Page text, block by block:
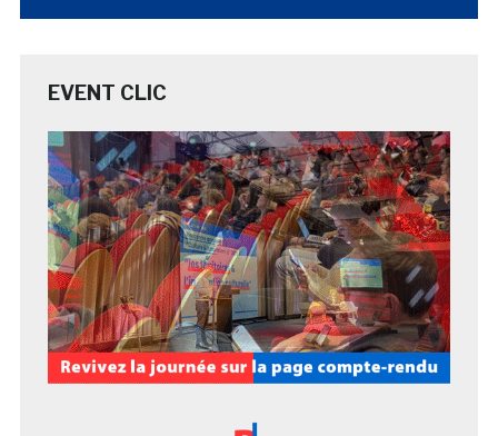
EVENT CLIC